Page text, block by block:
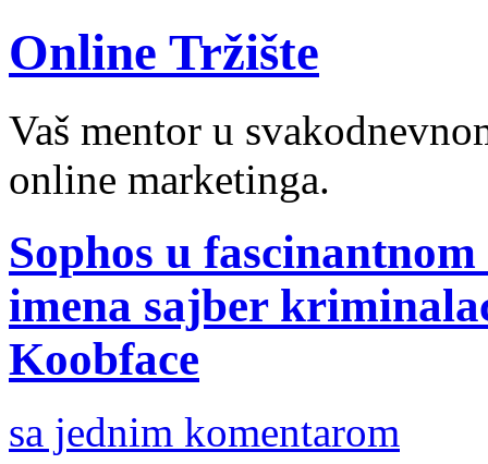
Online Tržište
Vaš mentor u
online marketinga.
Sophos u
imena sajber
Koobface
sa jednim komentarom